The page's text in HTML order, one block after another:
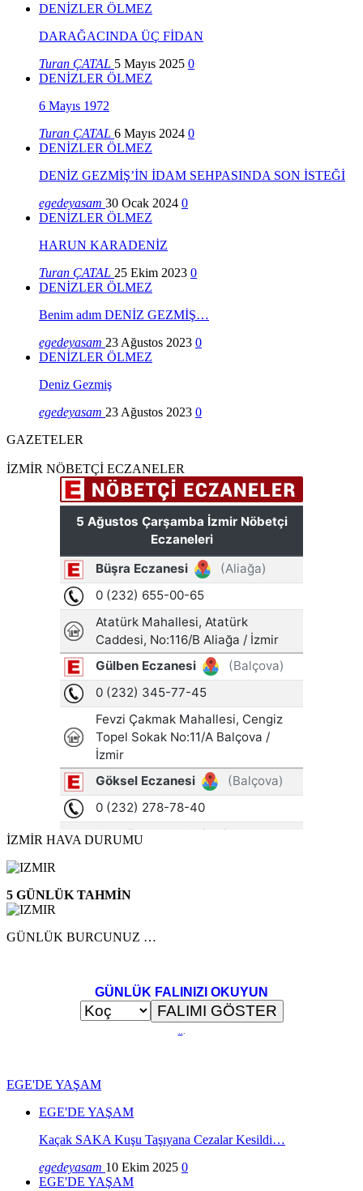
DENİZLER ÖLMEZ
DARAĞACINDA ÜÇ FİDAN
Turan ÇATAL 5 Mayıs 2025 0
DENİZLER ÖLMEZ
6 Mayıs 1972
Turan ÇATAL 6 Mayıs 2024 0
DENİZLER ÖLMEZ
DENİZ GEZMİŞ’İN İDAM SEHPASINDA SON İSTEĞİ
egedeyasam 30 Ocak 2024 0
DENİZLER ÖLMEZ
HARUN KARADENİZ
Turan ÇATAL 25 Ekim 2023 0
DENİZLER ÖLMEZ
Benim adım DENİZ GEZMİŞ…
egedeyasam 23 Ağustos 2023 0
DENİZLER ÖLMEZ
Deniz Gezmiş
egedeyasam 23 Ağustos 2023 0
GAZETELER
İZMİR NÖBETÇİ ECZANELER
İZMİR HAVA DURUMU
5 GÜNLÜK TAHMİN
GÜNLÜK BURCUNUZ …
GÜNLÜK FALINIZI OKUYUN
EGE'DE YAŞAM
EGE'DE YAŞAM
Kaçak SAKA Kuşu Taşıyana Cezalar Kesildi…
egedeyasam 10 Ekim 2025 0
EGE'DE YAŞAM